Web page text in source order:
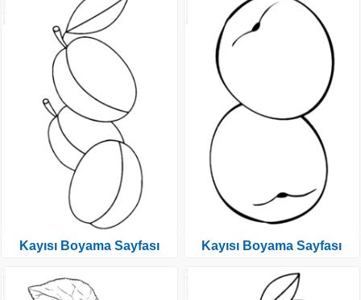
Kayısı Boyama Sayfası Kayısı Boyama Sayfası